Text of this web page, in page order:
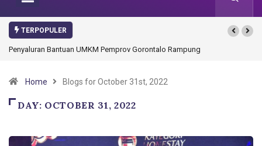
TERPOPULER
Penyaluran Bantuan UMKM Pemprov Gorontalo Rampung
Home Blogs for October 31st, 2022
DAY: OCTOBER 31, 2022